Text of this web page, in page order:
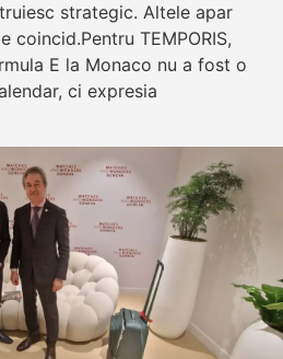
strategic. Altele apar
coincid.Pentru TEMPORIS,
E la Monaco nu a fost o
ci expresia